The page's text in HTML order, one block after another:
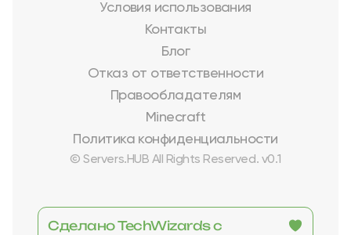
Условия использования
Контакты
Блог
Отказ от ответственности
Правообладателям
Minecraft
Политика конфиденциальности
© Servers.HUB All Rights Reserved. v0.1
Сделано TechWizards с